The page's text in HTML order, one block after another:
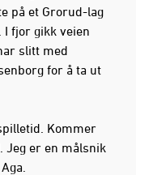
på et Grorud-lag
I fjor gikk veien
slitt med
for å ta ut
Kommer
Jeg er en målsnik